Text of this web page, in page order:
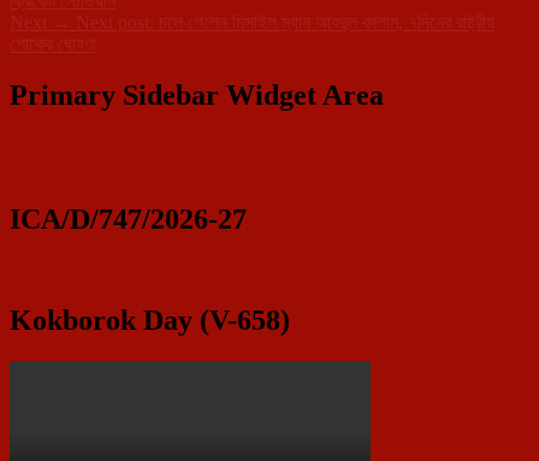
Next → Next post:
চলে গেলেন মিসাইল ম্যান আবদুল কালাম, ৭দিনের রাষ্ট্রীয়
শোকের ঘোষণা
Primary Sidebar Widget Area
ICA/D/747/2026-27
Kokborok Day (V-658)